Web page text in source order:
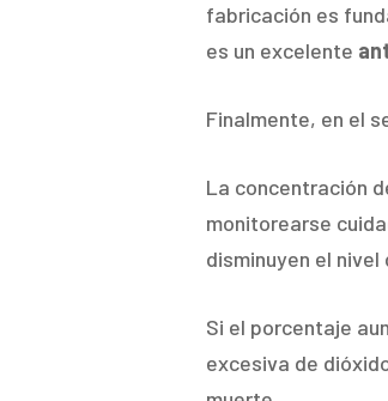
fabricación es
es un excelente
Finalmente, en el
La concentración
monitorearse
disminuyen el
Si el porcentaje
excesiva de